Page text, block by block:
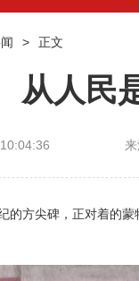
> 正文
从人民
的方尖碑，正对着的